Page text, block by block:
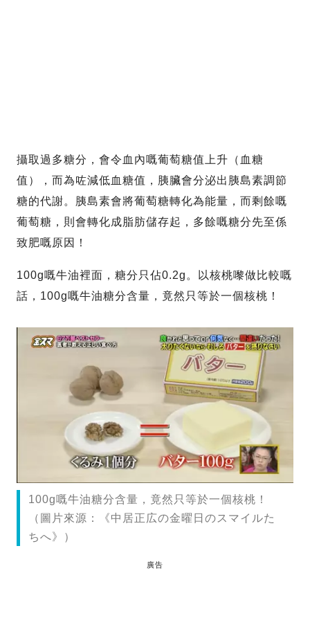
攝取過多糖分，會令血內嘅葡萄糖值上升（血糖
值），而為咗減低血糖值，胰臟會分泌出胰島素調節
糖的代謝。胰島素會將葡萄糖轉化為能量，而剩餘嘅
葡萄糖，則會轉化成脂肪儲存起，多餘嘅糖分先至係
致肥嘅原因！
100g嘅牛油裡面，糖分只佔0.2g。以核桃嚟做比較嘅
話，100g嘅牛油糖分含量，竟然只等於一個核桃！
100g嘅牛油糖分含量，竟然只等於一個核桃！
（圖片來源：《中居正広の金曜日のスマイルた
ちへ》）
廣告